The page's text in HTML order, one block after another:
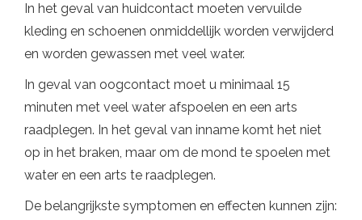
In het geval van huidcontact moeten vervuilde
kleding en schoenen onmiddellijk worden verwijderd
en worden gewassen met veel water.
In geval van oogcontact moet u minimaal 15
minuten met veel water afspoelen en een arts
raadplegen. In het geval van inname komt het niet
op in het braken, maar om de mond te spoelen met
water en een arts te raadplegen.
De belangrijkste symptomen en effecten kunnen zijn: